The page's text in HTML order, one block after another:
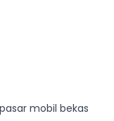
mobil bekas